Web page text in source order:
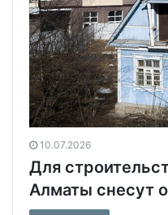
10.07.2026
Для
Алматы снесут